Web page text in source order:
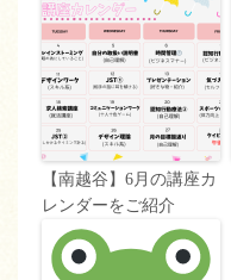
【南越谷】6月の講座カ
レンダーをご紹介